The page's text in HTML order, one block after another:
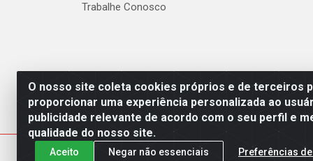
O nosso site coleta cookies próprios e de terceiros
proporcionar uma experiência personalizada ao
publicidade relevante de acordo com o seu perfil e
qualidade do nosso site.
Aceito Negar não essenciais Preferências
Trabalhe Conosco
Polybalas - Rua João Miguel